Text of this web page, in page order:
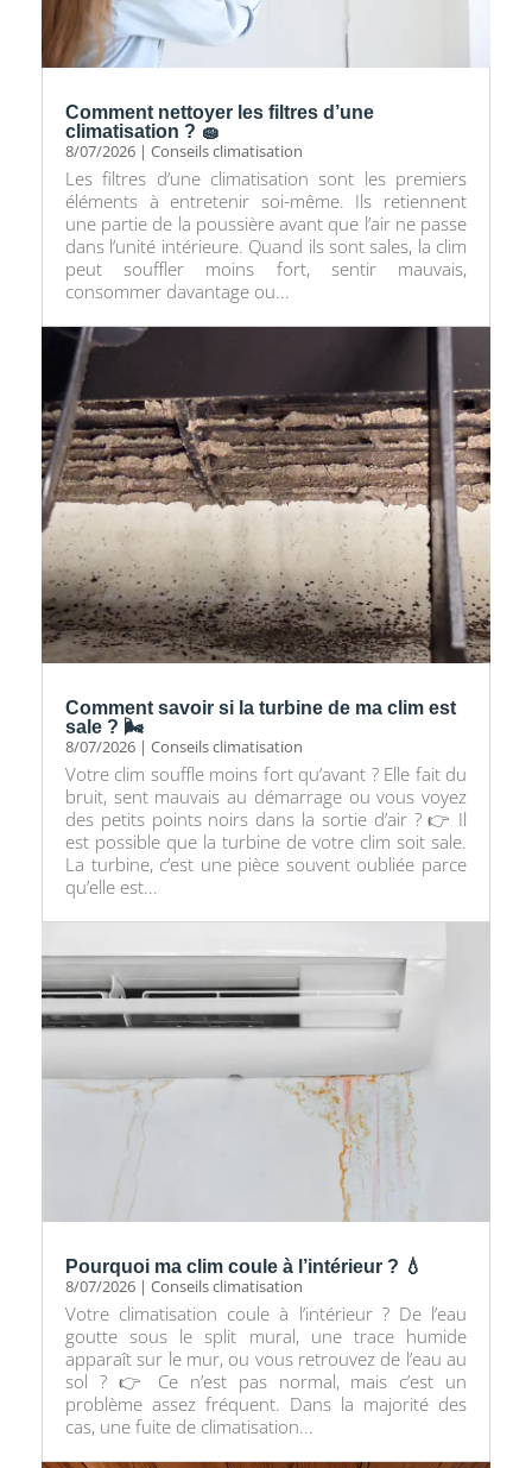
Comment nettoyer les filtres d’une
climatisation ? 🧽
8/07/2026 | Conseils climatisation
Les filtres d’une climatisation sont les premiers
éléments à entretenir soi-même. Ils retiennent
une partie de la poussière avant que l’air ne passe
dans l’unité intérieure. Quand ils sont sales, la clim
peut souffler moins fort, sentir mauvais,
consommer davantage ou...
Comment savoir si la turbine de ma clim est
sale ? 🌬️
8/07/2026 | Conseils climatisation
Votre clim souffle moins fort qu’avant ? Elle fait du
bruit, sent mauvais au démarrage ou vous voyez
des petits points noirs dans la sortie d’air ? 👉 Il
est possible que la turbine de votre clim soit sale.
La turbine, c’est une pièce souvent oubliée parce
qu’elle est...
Pourquoi ma clim coule à l’intérieur ? 💧
8/07/2026 | Conseils climatisation
Votre climatisation coule à l’intérieur ? De l’eau
goutte sous le split mural, une trace humide
apparaît sur le mur, ou vous retrouvez de l’eau au
sol ? 👉 Ce n’est pas normal, mais c’est un
problème assez fréquent. Dans la majorité des
cas, une fuite de climatisation...